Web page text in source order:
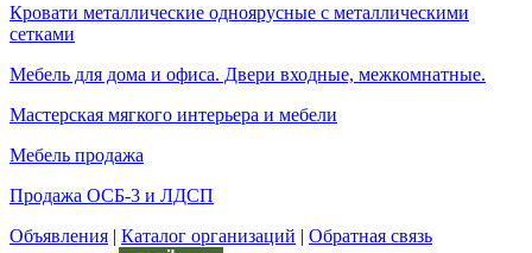
Кровати металлические одноярусные с металлическими
сетками
Мебель для дома и офиса. Двери входные, межкомнатные.
Мастерская мягкого интерьера и мебели
Мебель продажа
Продажа ОСБ-3 и ЛДСП
Объявления | Каталог организаций | Обратная связь